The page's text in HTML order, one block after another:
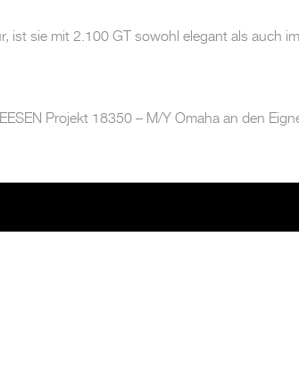
sie mit 2.100 GT sowohl elegant als auch
Projekt 18350 – M/Y Omaha an den